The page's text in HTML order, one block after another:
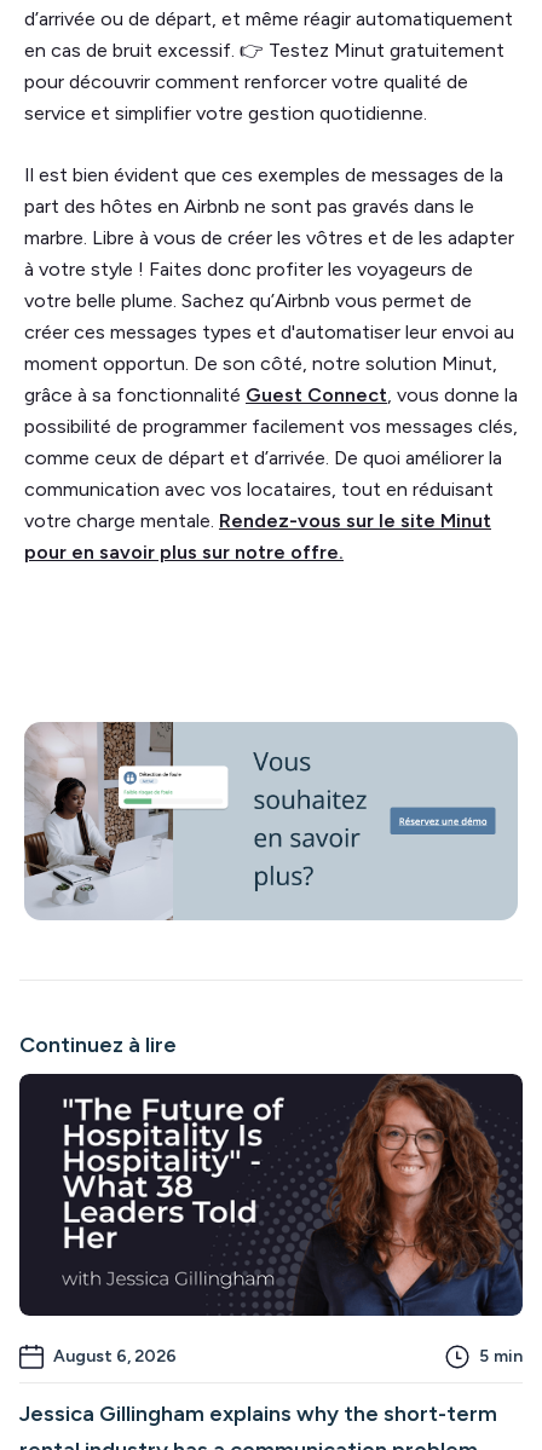
d’arrivée ou de départ, et même réagir automatiquement
en cas de bruit excessif. 👉 Testez Minut gratuitement
pour découvrir comment renforcer votre qualité de
service et simplifier votre gestion quotidienne.
Il est bien évident que ces exemples de messages de la
part des hôtes en Airbnb ne sont pas gravés dans le
marbre. Libre à vous de créer les vôtres et de les adapter
à votre style ! Faites donc profiter les voyageurs de
votre belle plume. Sachez qu’Airbnb vous permet de
créer ces messages types et d'automatiser leur envoi au
moment opportun. De son côté, notre solution Minut,
grâce à sa fonctionnalité Guest Connect, vous donne la
possibilité de programmer facilement vos messages clés,
comme ceux de départ et d’arrivée. De quoi améliorer la
communication avec vos locataires, tout en réduisant
votre charge mentale. Rendez-vous sur le site Minut
pour en savoir plus sur notre offre.
Continuez à lire
August 6, 2026 5 min
Jessica Gillingham explains why the short-term